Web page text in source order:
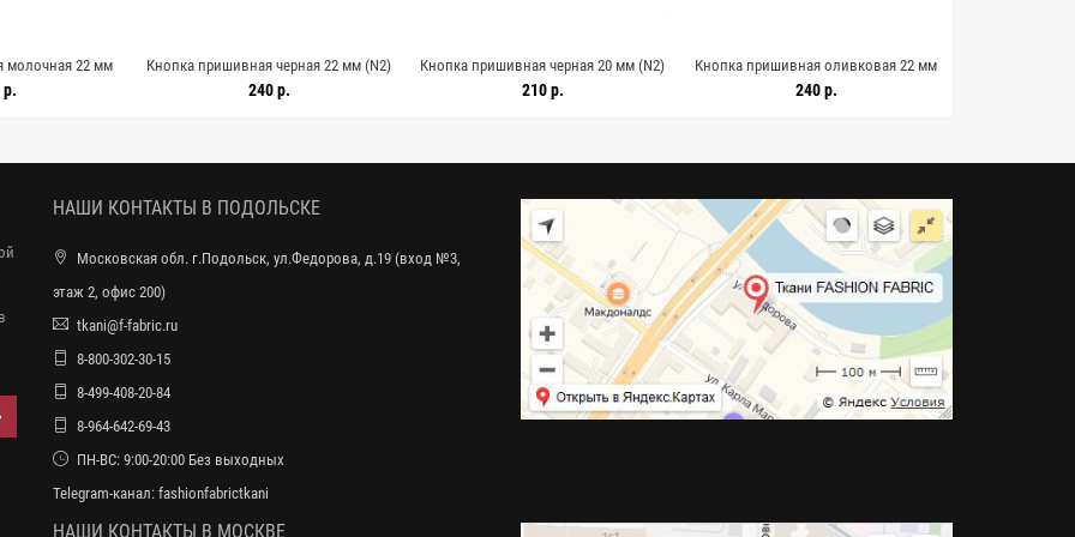
молочная 22 мм
р.
Кнопка пришивная черная 22 мм (N2)
29012607
240 р.
Кнопка пришивная черная 20 мм (N2)
29012608
210 р.
Кнопка пришивная оливковая 22 мм
(N2) 29012609
240 р.
НАШИ КОНТАКТЫ В ПОДОЛЬСКЕ
Московская обл. г.Подольск, ул.Федорова, д.19 (вход №3,
этаж 2, офис 200)
tkani@f-fabric.ru
8-800-302-30-15
8-499-408-20-84
8-964-642-69-43
ПН-ВС: 9:00-20:00 Без выходных
Telegram-канал: fashionfabrictkani
НАШИ КОНТАКТЫ В МОСКВЕ